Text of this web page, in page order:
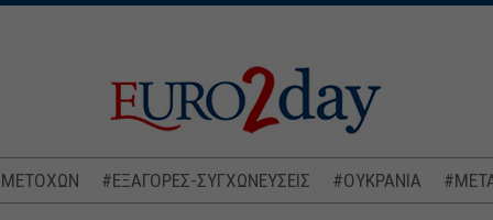
ΜΕΤΟΧΩΝ #ΕΞΑΓΟΡΕΣ-ΣΥΓΧΩΝΕΥΣΕΙΣ #ΟΥΚΡΑΝΙΑ